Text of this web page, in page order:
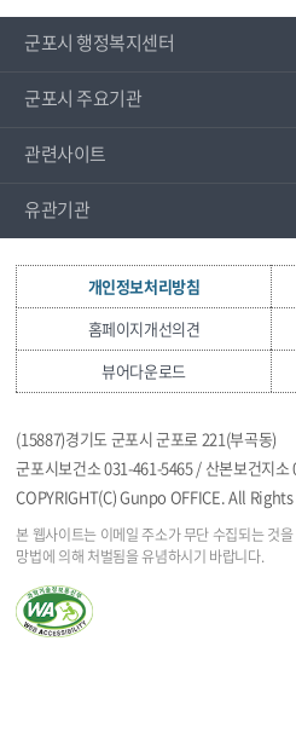
군포시 행정복지센터
군포시 주요기관
관련사이트
유관기관
개인정보처리방침
홈페이지개선의견
뷰어다운로드
(15887)경기도 군포시 군포로 221(부곡동)
군포시보건소 031-461-5465 / 산본보건지소
COPYRIGHT(C) Gunpo OFFICE. All
본 웹사이트는 이메일 주소가 무단 수집되는 것을
망법에 의해 처벌됨을유념하시기 바랍니다.